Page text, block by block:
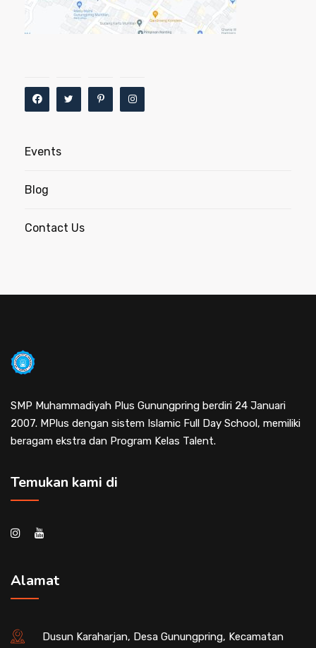
Events
Blog
Contact Us
SMP Muhammadiyah Plus Gunungpring berdiri 24 Januari
2007. MPlus dengan sistem Islamic Full Day School, memiliki
beragam ekstra dan Program Kelas Talent.
Temukan kami di
Alamat
Dusun Karaharjan, Desa Gunungpring, Kecamatan